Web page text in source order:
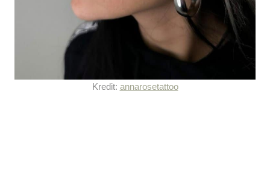
Kredit: annarosetattoo